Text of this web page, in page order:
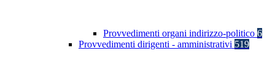
Provvedimenti organi indirizzo-politico 6
Provvedimenti dirigenti - amministrativi 519